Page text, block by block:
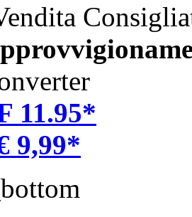
11.95*
9,99*